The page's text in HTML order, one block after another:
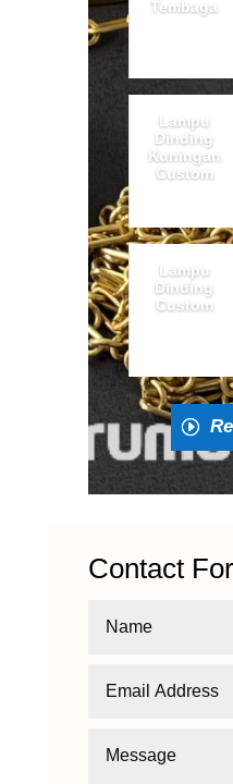
Tembaga
Lampu
Dinding
Kuningan
Custom
Lampu
Dinding
Custom
Contact